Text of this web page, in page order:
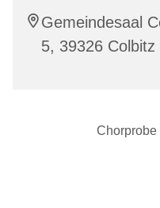
Gemeindesaal
5, 39326 Colbitz
Chorprobe